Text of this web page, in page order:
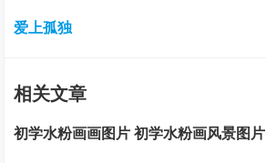
爱上孤独
相关文章
初学水粉画画图片 初学水粉画风景图片